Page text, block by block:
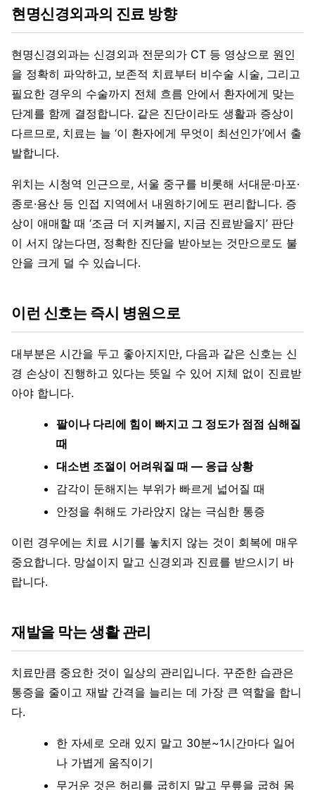
현명신경외과의 진료 방향
현명신경외과는 신경외과 전문의가 CT 등 영상으로 원인
을 정확히 파악하고, 보존적 치료부터 비수술 시술, 그리고
필요한 경우의 수술까지 전체 흐름 안에서 환자에게 맞는
단계를 함께 결정합니다. 같은 진단이라도 생활과 증상이
다르므로, 치료는 늘 ‘이 환자에게 무엇이 최선인가’에서 출
발합니다.
위치는 시청역 인근으로, 서울 중구를 비롯해 서대문·마포·
종로·용산 등 인접 지역에서 내원하기에도 편리합니다. 증
상이 애매할 때 ‘조금 더 지켜볼지, 지금 진료받을지’ 판단
이 서지 않는다면, 정확한 진단을 받아보는 것만으로도 불
안을 크게 덜 수 있습니다.
이런 신호는 즉시 병원으로
대부분은 시간을 두고 좋아지지만, 다음과 같은 신호는 신
경 손상이 진행하고 있다는 뜻일 수 있어 지체 없이 진료받
아야 합니다.
팔이나 다리에 힘이 빠지고 그 정도가 점점 심해질
때
대소변 조절이 어려워질 때 — 응급 상황
감각이 둔해지는 부위가 빠르게 넓어질 때
안정을 취해도 가라앉지 않는 극심한 통증
이런 경우에는 치료 시기를 놓치지 않는 것이 회복에 매우
중요합니다. 망설이지 말고 신경외과 진료를 받으시기 바
랍니다.
재발을 막는 생활 관리
치료만큼 중요한 것이 일상의 관리입니다. 꾸준한 습관은
통증을 줄이고 재발 간격을 늘리는 데 가장 큰 역할을 합니
다.
한 자세로 오래 있지 말고 30분~1시간마다 일어
나 가볍게 움직이기
무거운 것은 허리를 굽히지 말고 무릎을 굽혀 몸